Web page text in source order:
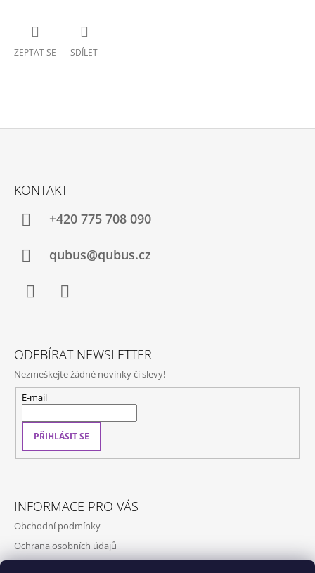
ZEPTAT SE SDÍLET
KONTAKT
+420 775 708 090
qubus@qubus.cz
ODEBÍRAT NEWSLETTER
Nezmeškejte žádné novinky či slevy!
E-mail
PŘIHLÁSIT SE
INFORMACE PRO VÁS
Obchodní podmínky
Ochrana osobních údajů